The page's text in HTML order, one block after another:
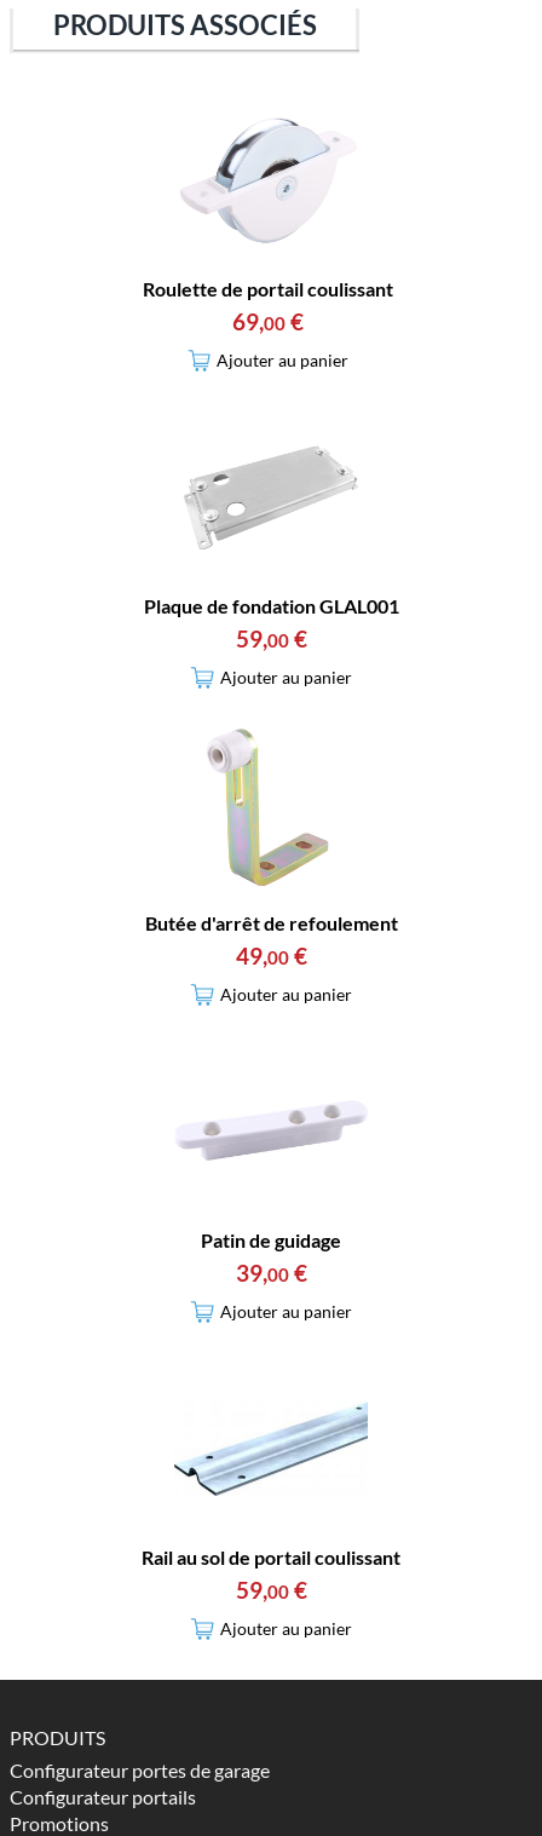
PRODUITS ASSOCIÉS
Roulette de portail coulissant
69,00 €
Ajouter au panier
Plaque de fondation GLAL001
59,00 €
Ajouter au panier
Butée d'arrêt de refoulement
49,00 €
Ajouter au panier
Patin de guidage
39,00 €
Ajouter au panier
Rail au sol de portail coulissant
59,00 €
Ajouter au panier
PRODUITS
Configurateur portes de garage
Configurateur portails
Promotions